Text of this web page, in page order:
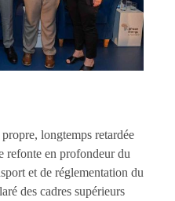
longtemps retardée
refonte en profondeur du
et de réglementation du
des cadres supérieurs